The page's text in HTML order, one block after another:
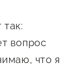
вопрос
что я